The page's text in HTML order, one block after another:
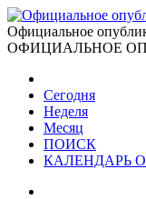
Официальное
ОФИЦИАЛЬНОЕ
Сегодня
Неделя
Месяц
ПОИСК
КАЛЕНДАРЬ